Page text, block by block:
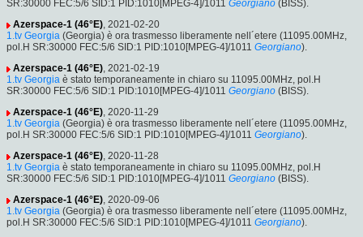
SR:30000 FEC:5/6 SID:1 PID:1010[MPEG-4]/1011 Georgiano (BISS).
Azerspace-1 (46°E), 2021-02-20
1.tv Georgia (Georgia) è ora trasmesso liberamente nell´etere (11095.00MHz,
pol.H SR:30000 FEC:5/6 SID:1 PID:1010[MPEG-4]/1011 Georgiano).
Azerspace-1 (46°E), 2021-02-19
1.tv Georgia è stato temporaneamente in chiaro su 11095.00MHz, pol.H
SR:30000 FEC:5/6 SID:1 PID:1010[MPEG-4]/1011 Georgiano (BISS).
Azerspace-1 (46°E), 2020-11-29
1.tv Georgia (Georgia) è ora trasmesso liberamente nell´etere (11095.00MHz,
pol.H SR:30000 FEC:5/6 SID:1 PID:1010[MPEG-4]/1011 Georgiano).
Azerspace-1 (46°E), 2020-11-28
1.tv Georgia è stato temporaneamente in chiaro su 11095.00MHz, pol.H
SR:30000 FEC:5/6 SID:1 PID:1010[MPEG-4]/1011 Georgiano (BISS).
Azerspace-1 (46°E), 2020-09-06
1.tv Georgia (Georgia) è ora trasmesso liberamente nell´etere (11095.00MHz,
pol.H SR:30000 FEC:5/6 SID:1 PID:1010[MPEG-4]/1011 Georgiano).